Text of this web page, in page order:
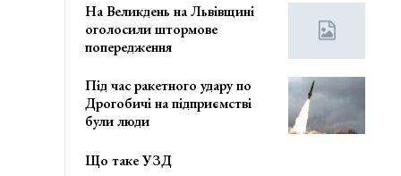
На Великдень на Львівщині
оголосили штормове
попередження
Під час ракетного удару по
Дрогобичі на підприємстві
були люди
Що таке УЗД